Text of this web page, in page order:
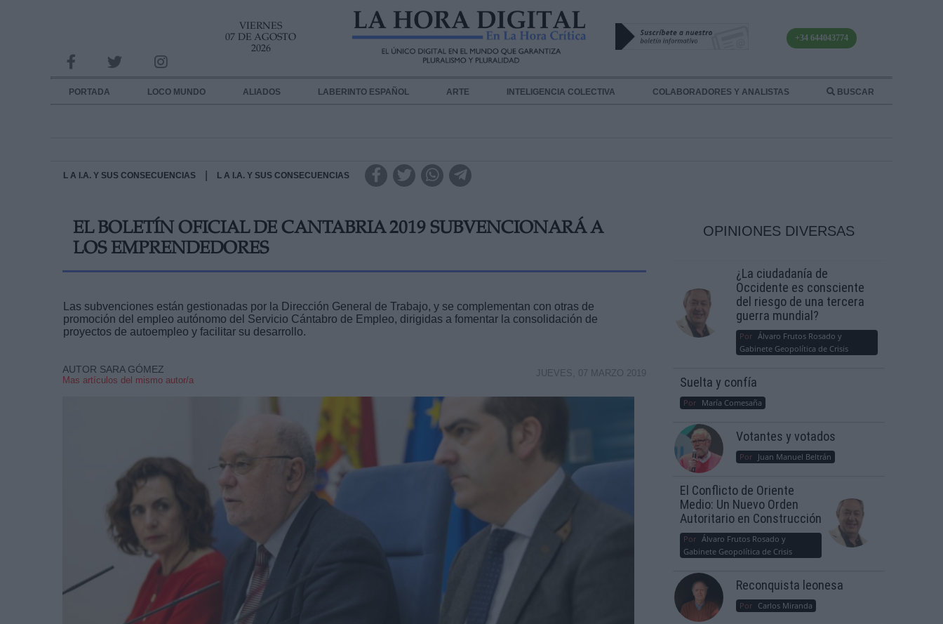
VIERNES
07 DE AGOSTO
2026
+34 644043774
PORTADA LOCO MUNDO ALIADOS LABERINTO ESPAÑOL ARTE INTELIGENCIA COLECTIVA COLABORADORES Y ANALISTAS BUSCAR
L A I.A. Y SUS CONSECUENCIAS L A I.A. Y SUS CONSECUENCIAS
EL BOLETÍN OFICIAL DE CANTABRIA 2019 SUBVENCIONARÁ A
LOS EMPRENDEDORES
Las subvenciones están gestionadas por la Dirección General de Trabajo, y se complementan con otras de
promoción del empleo autónomo del Servicio Cántabro de Empleo, dirigidas a fomentar la consolidación de
proyectos de autoempleo y facilitar su desarrollo.
AUTOR SARA GÓMEZ
Mas artículos del mismo autor/a
JUEVES, 07 MARZO 2019
OPINIONES DIVERSAS
¿La ciudadanía de
Occidente es consciente
del riesgo de una tercera
guerra mundial?
Por Álvaro Frutos Rosado y
Gabinete Geopolítica de Crisis
Suelta y confía
Por María Comesaña
Votantes y votados
Por Juan Manuel Beltrán
El Conflicto de Oriente
Medio: Un Nuevo Orden
Autoritario en Construcción
Por Álvaro Frutos Rosado y
Gabinete Geopolítica de Crisis
Reconquista leonesa
Por Carlos Miranda
INFORMACION SOBRE LA PROTECCIÓN DE TUS DATOS
Responsable:
Destinatarios:
link
Información adicional
link